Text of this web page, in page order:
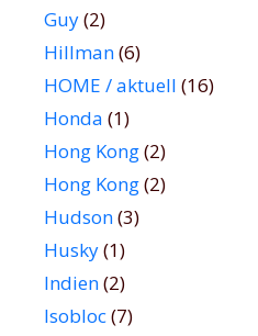
Guy(2)
Hillman(6)
HOME / aktuell (16)
Honda (1)
Hong Kong(2)
Hong Kong(2)
Hudson(3)
Husky(1)
Indien(2)
Isobloc(7)